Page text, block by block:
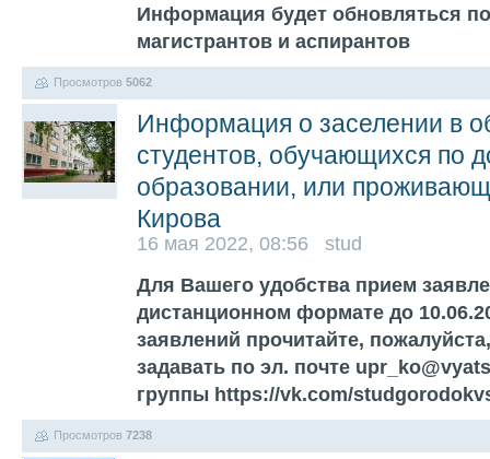
Информация будет обновляться
магистрантов и аспирантов
Просмотров 5062
Информация о заселении в
студентов, обучающихся по
образовании, или
Кирова
16 мая 2022, 08:56 stud
Для Вашего удобства прием
дистанционном формате до
заявлений прочитайте,
задавать по эл. почте
группы https://vk.com/
Просмотров 7238